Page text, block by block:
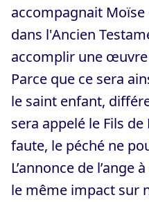
accompagnait
dans l'Ancien
accomplir une
Parce que ce sera
le saint enfant,
sera appelé le Fils
faute, le péché ne
L’annonce de
le même impact sur